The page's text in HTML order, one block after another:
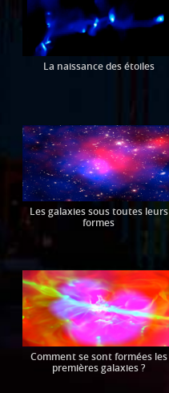
La naissance des étoiles
Les galaxies sous toutes leurs
formes
Comment se sont formées les
premières galaxies ?